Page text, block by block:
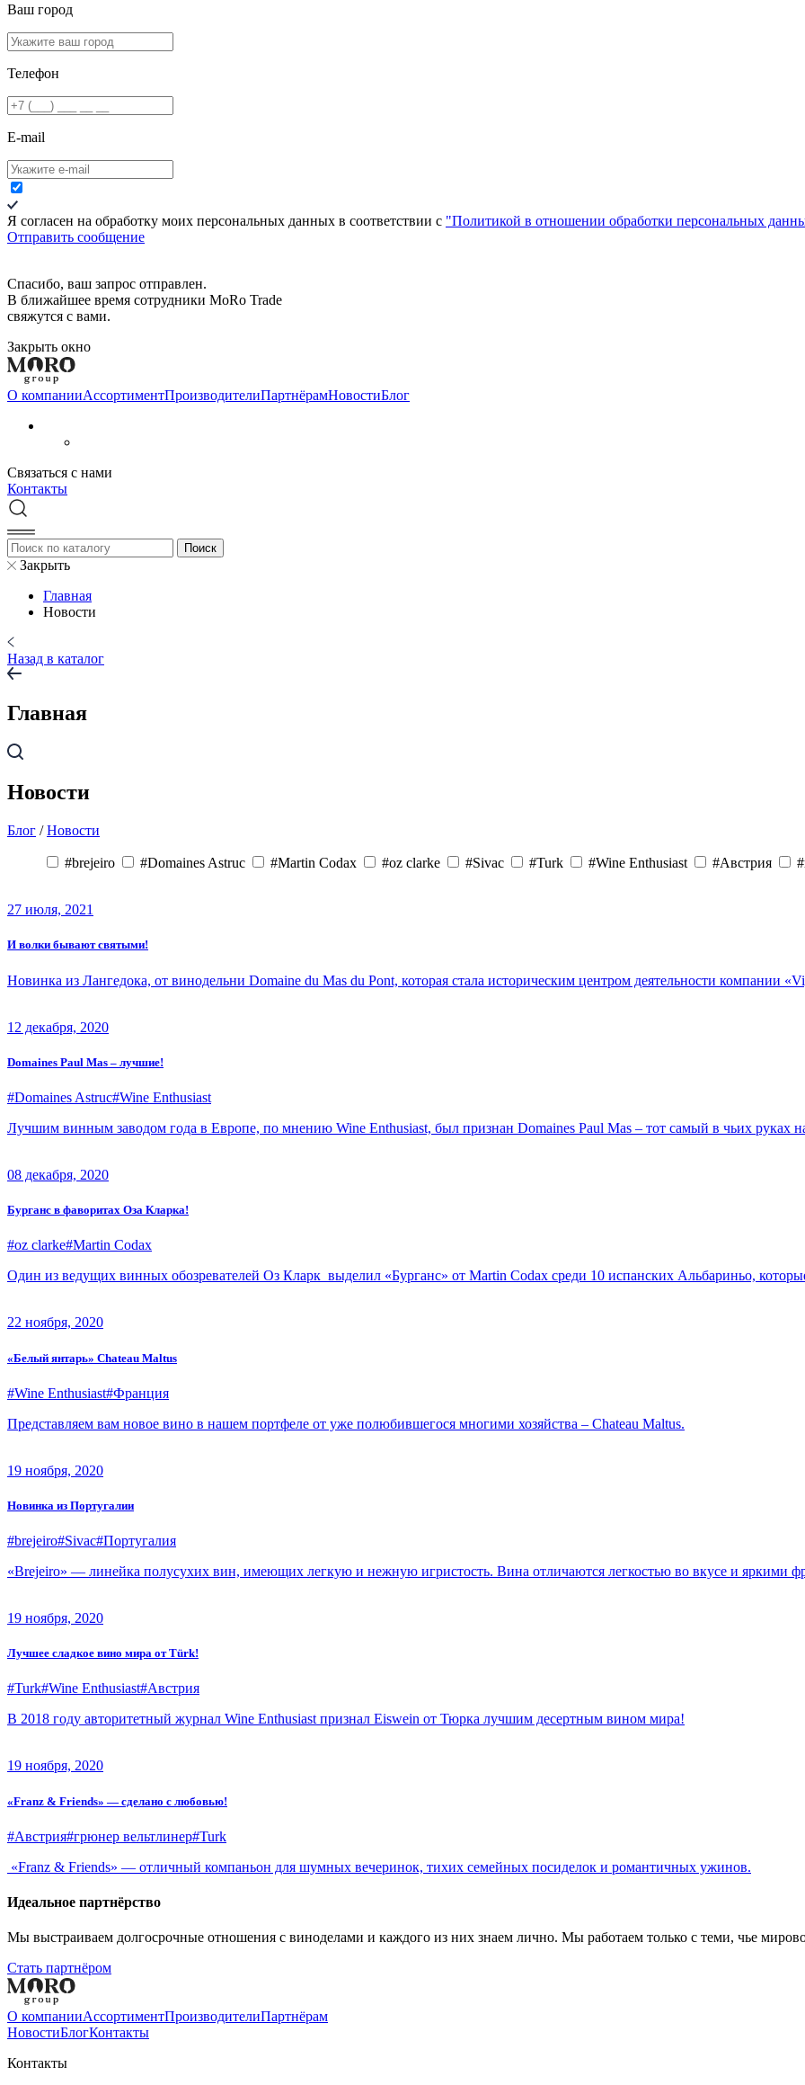
Ваш город
Телефон
E-mail
Я согласен на обработку моих персональных данных в соответствии c "Политикой в отношении обработки персональных
Отправить сообщение
Спасибо, ваш запрос отправлен.
В ближайшее время сотрудники MoRo Trade
свяжутся с вами.
Закрыть окно
О компанииAссортиментПроизводителиПартнёрамНовостиБлог
Связаться с нами
Контакты
Закрыть
Главная
Новости
Назад в каталог
Главная
Новости
Блог /Новости
#brejeiro #Domaines Astruc #Martin Codax #oz clarke #Sivac #Turk #Wine Enthusiast #Австрия
27 июля, 2021
И волки бывают святыми!
Новинка из Лангедока, от винодельни Domaine du Mas du Pont, которая стала историческим центром деятельности компании
12 декабря, 2020
Domaines Paul Mas – лучшие!
#Domaines Astruc#Wine Enthusiast
Лучшим винным заводом года в Европе, по мнению Wine Enthusiast, был признан Domaines Paul Mas – тот самый в чьих руках
08 декабря, 2020
Бурганс в фаворитах Оза Кларка!
#oz clarke#Martin Codax
Один из ведущих винных обозревателей Оз Кларк выделил «Бурганс» от Martin Codax среди 10 испанских Альбариньо,
22 ноября, 2020
«Белый янтарь» Chateau Maltus
#Wine Enthusiast#Франция
Представляем вам новое вино в нашем портфеле от уже полюбившегося многими хозяйства – Chateau Maltus.
19 ноября, 2020
Новинка из Португалии
#brejeiro#Sivac#Португалия
«Brejeiro» — линейка полусухих вин, имеющих легкую и нежную игристость. Вина отличаются легкостью во вкусе и яркими
19 ноября, 2020
Лучшее сладкое вино мира от Türk!
#Turk#Wine Enthusiast#Австрия
В 2018 году авторитетный журнал Wine Enthusiast признал Eiswein от Тюрка лучшим десертным вином мира!
19 ноября, 2020
«Franz & Friends» — сделано с любовью!
#Австрия#грюнер вельтлинер#Turk
«Franz & Friends» — отличный компаньон для шумных вечеринок, тихих семейных посиделок и романтичных ужинов.
Идеальное партнёрство
Мы выстраиваем долгосрочные отношения с виноделами и каждого из них знаем лично. Мы работаем только с теми, чье
Стать партнёром
О компанииAссортиментПроизводителиПартнёрам
НовостиБлогКонтакты
Контакты